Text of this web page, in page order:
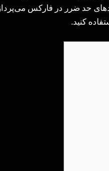
حد ضرر در فارکس
کنید.